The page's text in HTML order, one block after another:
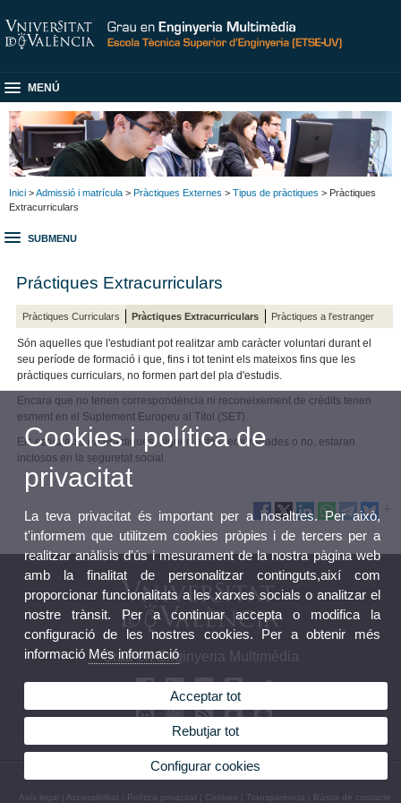
MENÚ
Inici >Admissió i matrícula > Pràctiques Externes > Tipus de pràctiques > Pràctiques
Extracurriculars
SUBMENU
Práctiques Extracurriculars
Pràctiques Curriculars Pràctiques Extracurriculars Pràctiques a l'estranger
Són aquelles que l'estudiant pot realitzar amb caràcter voluntari durant el
seu període de formació i que, fins i tot tenint els mateixos fins que les
pràctiques curriculars, no formen part del pla d'estudis.
Encara que no tenen correspondència ni reconeixement de crèdits tenen
esment en el Suplement Europeu al Títol (SET).
Els estudiants en pràctiques, siguen estes remunerades o no, estaran
inclosos en la seguretat social.
Grau en Enginyeria Multimèdia
© 2026 UV. - Av. de la Universitat, s/n 46100 Burjassot. València. Tel (+34) 963 54 32 10
Avís legal Accessibilitat Política privacitat Cookies Transparència Bústia de contacte
Cookies i política de
privacitat
La teva privacitat és important per a nosaltres. Per això,
t'informem que utilitzem cookies pròpies i de tercers per a
realitzar anàlisis d'ús i mesurament de la nostra pàgina web
amb la finalitat de personalitzar continguts,així com
proporcionar funcionalitats a les xarxes socials o analitzar el
nostre trànsit. Per a continuar accepta o modifica la
configuració de les nostres cookies. Per a obtenir més
informació Més informació
Acceptar tot
Rebutjar tot
Configurar cookies